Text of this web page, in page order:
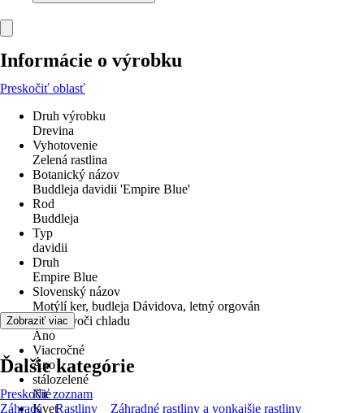
Informácie o výrobku
Preskočiť oblasť
Druh výrobku
Drevina
Vyhotovenie
Zelená rastlina
Botanický názov
Buddleja davidii 'Empire Blue'
Rod
Buddleja
Typ
davidii
Druh
Empire Blue
Slovenský názov
Motýlí ker, budleja Dávidova, letný orgován
odolné voči chladu
Áno
Viacročné
Áno
stálozelené
Nie
Kvet
Zobraziť viac
Ďalšie kategórie
Preskočiť zoznam
Záhrada
Rastliny
Záhradné rastliny a vonkajšie rastliny